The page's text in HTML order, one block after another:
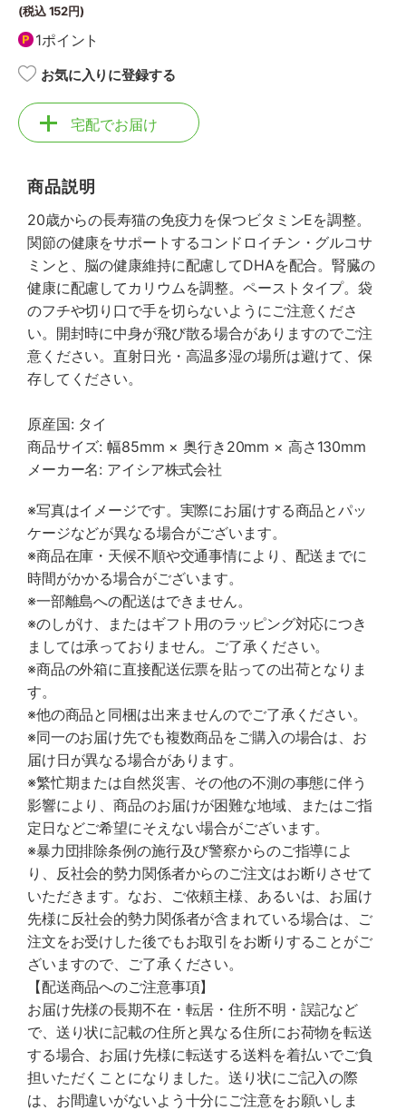
(税込152円)
1ポイント
お気に入りに登録する
宅配でお届け
商品説明
20歳からの長寿猫の免疫力を保つビタミンEを調整。
関節の健康をサポートするコンドロイチン・グルコサ
ミンと、脳の健康維持に配慮してDHAを配合。腎臓の
健康に配慮してカリウムを調整。ペーストタイプ。袋
のフチや切り口で手を切らないようにご注意くださ
い。開封時に中身が飛び散る場合がありますのでご注
意ください。直射日光・高温多湿の場所は避けて、保
存してください。
原産国: タイ
商品サイズ: 幅85mm × 奥行き20mm × 高さ130mm
メーカー名: アイシア株式会社
※写真はイメージです。実際にお届けする商品とパッ
ケージなどが異なる場合がございます。
※商品在庫・天候不順や交通事情により、配送までに
時間がかかる場合がございます。
※一部離島への配送はできません。
※のしがけ、またはギフト用のラッピング対応につき
ましては承っておりません。ご了承ください。
※商品の外箱に直接配送伝票を貼っての出荷となりま
す。
※他の商品と同梱は出来ませんのでご了承ください。
※同一のお届け先でも複数商品をご購入の場合は、お
届け日が異なる場合があります。
※繁忙期または自然災害、その他の不測の事態に伴う
影響により、商品のお届けが困難な地域、またはご指
定日などご希望にそえない場合がございます。
※暴力団排除条例の施行及び警察からのご指導によ
り、反社会的勢力関係者からのご注文はお断りさせて
いただきます。なお、ご依頼主様、あるいは、お届け
先様に反社会的勢力関係者が含まれている場合は、ご
注文をお受けした後でもお取引をお断りすることがご
ざいますので、ご了承ください。
【配送商品へのご注意事項】
お届け先様の長期不在・転居・住所不明・誤記など
で、送り状に記載の住所と異なる住所にお荷物を転送
する場合、お届け先様に転送する送料を着払いでご負
担いただくことになりました。送り状にご記入の際
は、お間違いがないよう十分にご注意をお願いしま